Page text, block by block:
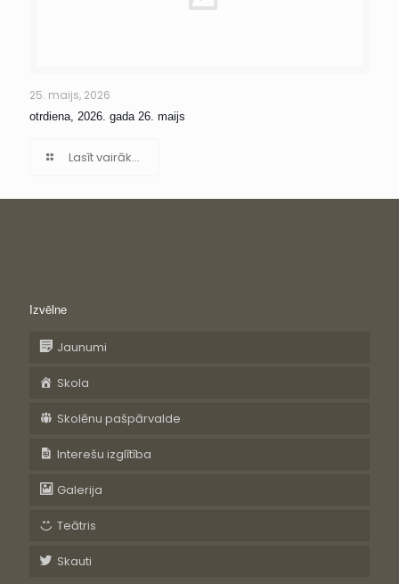
25. maijs, 2026
otrdiena, 2026. gada 26. maijs
Lasīt vairāk...
Izvēlne
Jaunumi
Skola
Skolēnu pašpārvalde
Interešu izglītība
Galerija
Teātris
Skauti